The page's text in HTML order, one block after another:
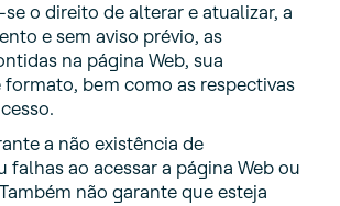
se o direito de alterar e atualizar, a
e sem aviso prévio, as
na página Web, sua
bem como as respectivas
a não existência de
falhas ao acessar a página Web ou
não garante que esteja